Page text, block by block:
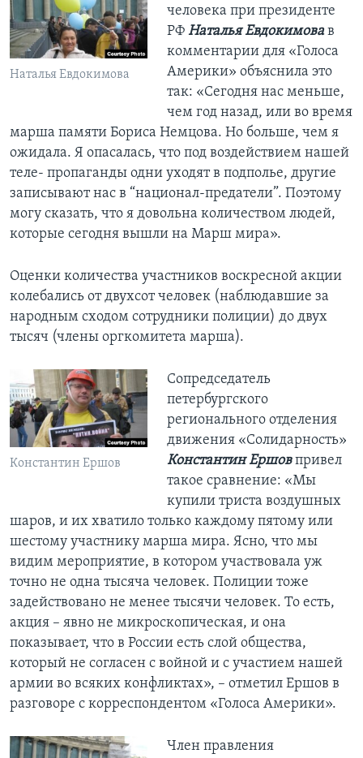
Наталья Евдокимова
человека при президенте
РФ Наталья Евдокимовав
комментарии для «Голоса
Америки» объяснила это
так: «Сегодня нас меньше,
чем год назад, или во время
марша памяти Бориса Немцова. Но больше, чем я
ожидала. Я опасалась, что под воздействием нашей
теле- пропаганды одни уходят в подполье, другие
записывают нас в “национал-предатели”. Поэтому
могу сказать, что я довольна количеством людей,
которые сегодня вышли на Марш мира».
Оценки количества участников воскресной акции
колебались от двухсот человек (наблюдавшие за
народным сходом сотрудники полиции) до двух
тысяч (члены оргкомитета марша).
Константин Ершов
Сопредседатель
петербургского
регионального отделения
движения «Солидарность»
Константин Ершовпривел
такое сравнение: «Мы
купили триста воздушных
шаров, и их хватило только каждому пятому или
шестому участнику марша мира. Ясно, что мы
видим мероприятие, в котором участвовала уж
точно не одна тысяча человек. Полиции тоже
задействовано не менее тысячи человек. То есть,
акция – явно не микроскопическая, и она
показывает, что в России есть слой общества,
который не согласен с войной и с участием нашей
армии во всяких конфликтах», – отметил Ершов в
разговоре с корреспондентом «Голоса Америки».
Член правления